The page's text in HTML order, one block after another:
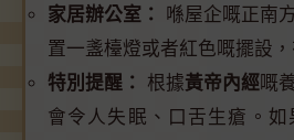
家居辦公室：
喺屋企嘅正南
置一盞檯燈或者紅色嘅擺設
特別提醒：
根據黃帝內經嘅
會令人失眠、口舌生瘡。如